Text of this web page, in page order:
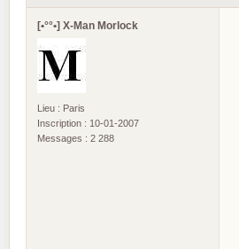
[•°°•] X-Man Morlock
Lieu : Paris
Inscription : 10-01-2007
Messages : 2 288